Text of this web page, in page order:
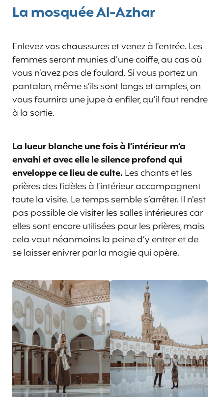
La mosquée Al-Azhar
Enlevez vos chaussures et venez à l’entrée. Les
femmes seront munies d’une coiffe, au cas où
vous n’avez pas de foulard. Si vous portez un
pantalon, même s’ils sont longs et amples, on
vous fournira une jupe à enfiler, qu’il faut rendre
à la sortie.
La lueur blanche une fois à l’intérieur m’a
envahi et avec elle le silence profond qui
enveloppe ce lieu de culte. Les chants et les
prières des fidèles à l’intérieur accompagnent
toute la visite. Le temps semble s’arrêter. Il n’est
pas possible de visiter les salles intérieures car
elles sont encore utilisées pour les prières, mais
cela vaut néanmoins la peine d’y entrer et de
se laisser enivrer par la magie qui opère.